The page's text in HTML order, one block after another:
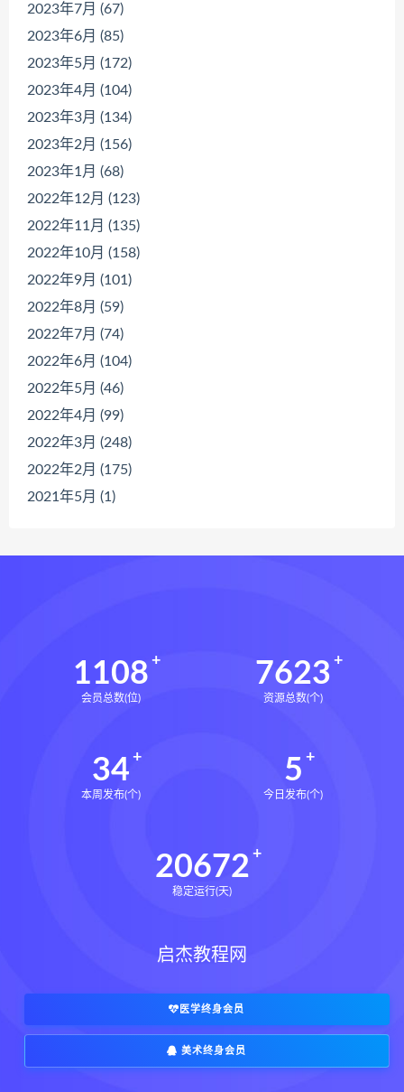
2023年7月 (67)
2023年6月 (85)
2023年5月 (172)
2023年4月 (104)
2023年3月 (134)
2023年2月 (156)
2023年1月 (68)
2022年12月 (123)
2022年11月 (135)
2022年10月 (158)
2022年9月 (101)
2022年8月 (59)
2022年7月 (74)
2022年6月 (104)
2022年5月 (46)
2022年4月 (99)
2022年3月 (248)
2022年2月 (175)
2021年5月 (1)
1108
会员总数(位)
7623
资源总数(个)
34
本周发布(个)
5
今日发布(个)
20672
稳定运行(天)
启杰教程网
医学终身会员
美术终身会员